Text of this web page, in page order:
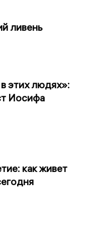
ливень
этих людях»:
Иосифа
как живет